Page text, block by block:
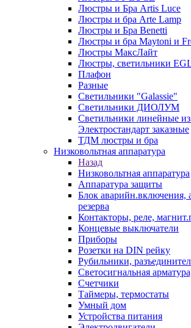
Люстры и Бра Artis Luce
Люстры и бра Arte Lamp
Люстры и Бра Benetti
Люстры и бра Maytoni и
Люстры МаксЛайт
Люстры, светильники
Плафон
Разные
Светильники "Galassie"
Светильники ДИОЛУМ
Светильники линейные
Электростандарт заказные
ТДМ люстры и бра
Низковольтная аппаратура
Назад
Низковольтная аппаратура
Аппаратура защиты
Блок аварийн.включения,
резерва
Контакторы, реле,
Концевые выключатели
Приборы
Розетки на DIN рейку
Рубильники,
Светосигнальная
Счетчики
Таймеры, термостаты
Умный дом
Устройства питания